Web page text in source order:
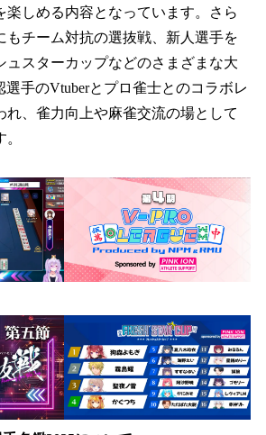
楽しめる内容となっています。さら
もチーム対抗の選抜戦、新人選手を
ュスターカップなどのさまざまな大
手のVtuberとプロ雀士とのコラボレ
れ、雀力向上や麻雀交流の場として